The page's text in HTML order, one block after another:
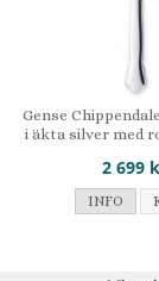
Gense
i äkta silver med
2 699
INFO